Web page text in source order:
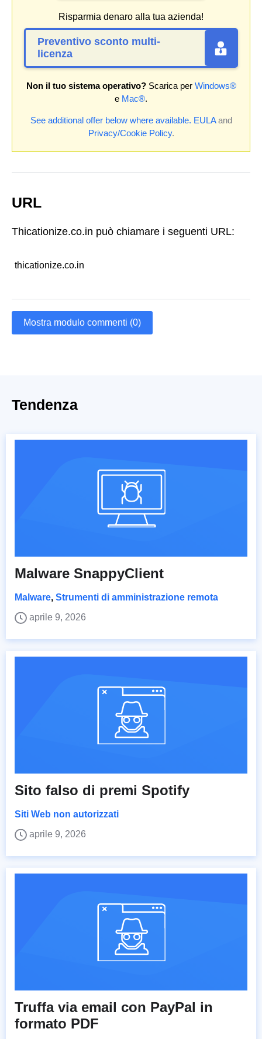
Risparmia denaro alla tua azienda!
Preventivo sconto multi-
licenza
Non il tuo sistema operativo?Scarica per Windows®
e Mac®.
See additional offer below where available. EULAand
Privacy/Cookie Policy.
URL
Thicationize.co.in può chiamare i seguenti URL:
thicationize.co.in
Mostra modulo commenti (0)
Tendenza
Malware SnappyClient
Malware, Strumenti di amministrazione remota
aprile 9, 2026
Sito falso di premi Spotify
Siti Web non autorizzati
aprile 9, 2026
Truffa via email con PayPal in
formato PDF